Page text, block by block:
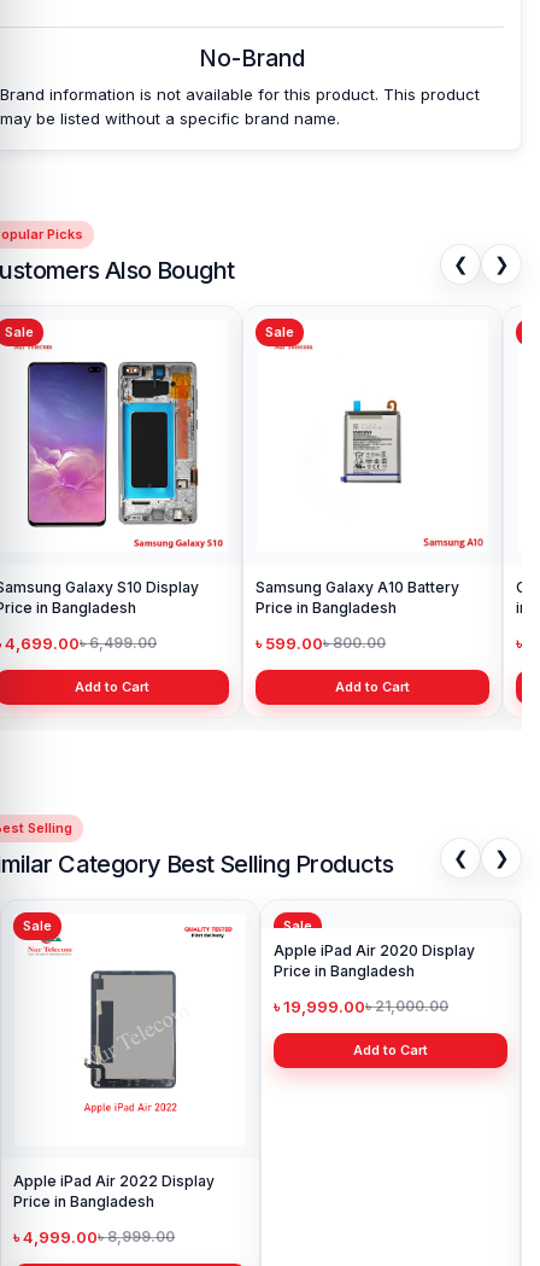
No-Brand
Brand information is not available for this product. This product
may be listed without a specific brand name.
Picks
Also Bought ❮ ❯
Sale
Galaxy S10 Display
in Bangladesh
4,699.00৳ 6,499.00
Add to Cart
Sale
Samsung Galaxy A10 Battery
Price in Bangladesh
৳ 599.00৳ 800.00
Add to Cart
in
৳
Selling
Category Best Selling Products ❮ ❯
Sale
iPad Air 2022 Display
in Bangladesh
4,999.00৳ 8,999.00
Sale